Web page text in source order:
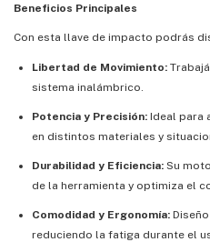
Beneficios Principales
Con esta llave de impacto podrás
Libertad de Movimiento:
sistema inalámbrico.
Potencia y Precisión: Ideal para
en distintos materiales y
Durabilidad y Eficiencia: Su
de la herramienta y optimiza el
Comodidad y Ergonomía:
reduciendo la fatiga durante el